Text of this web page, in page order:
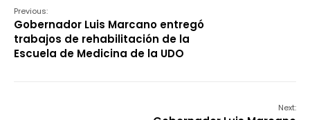
Previous:
Gobernador Luis Marcano entregó
trabajos de rehabilitación de la
Escuela de Medicina de la UDO
Next: